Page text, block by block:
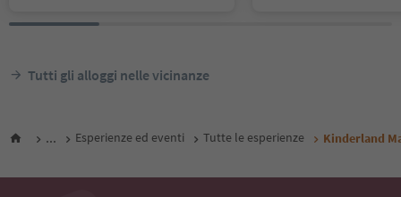
Tutti gli alloggi nelle vicinanze
... Esperienze ed eventi Tutte le esperienze Kinderland